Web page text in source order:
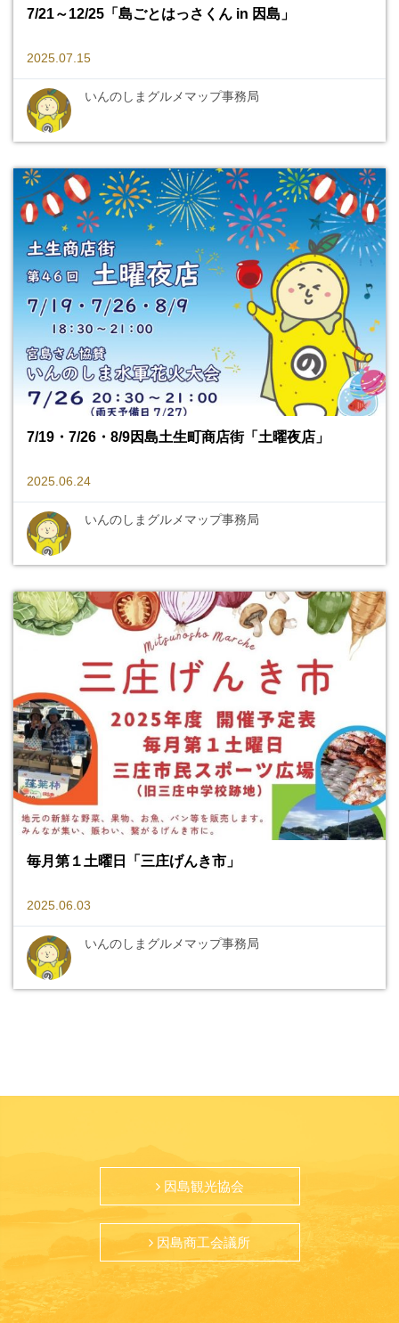
7/21～12/25「島ごとはっさくん in 因島」
2025.07.15
いんのしまグルメマップ事務局
7/19・7/26・8/9因島土生町商店街「土曜夜店」
2025.06.24
いんのしまグルメマップ事務局
毎月第１土曜日「三庄げんき市」
2025.06.03
いんのしまグルメマップ事務局
因島観光協会
因島商工会議所